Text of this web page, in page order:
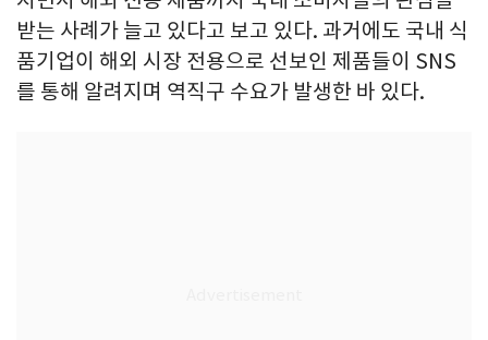
받는 사례가 늘고 있다고 보고 있다. 과거에도 국내 식
품기업이 해외 시장 전용으로 선보인 제품들이 SNS
를 통해 알려지며 역직구 수요가 발생한 바 있다.